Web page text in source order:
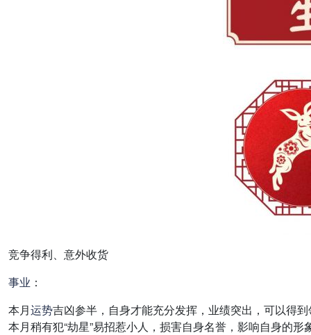
竞争得利、意外收货
事业 ：
本月运势吉凶参半，自身才能充分发挥，业绩突出，可以得
本月稍有犯“劫星”易招惹小人，损害自身名誉，影响自身的形